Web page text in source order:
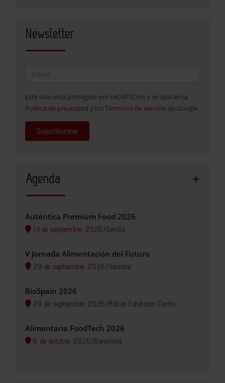
Newsletter
Este sitio está protegido por reCAPTCHA y se aplican la
Política de privacidad y los Términos de servicio de Google.
Suscribirme
Agenda
Auténtica Premium Food 2026
14 de septiembre, 2026 /Sevilla
V Jornada Alimentación del Futuro
29 de septiembre, 2026 /Valencia
BioSpain 2026
29 de septiembre, 2026 / Bilbao Exhibition Centre
Alimentaria FoodTech 2026
6 de octubre, 2026 / Barcelona